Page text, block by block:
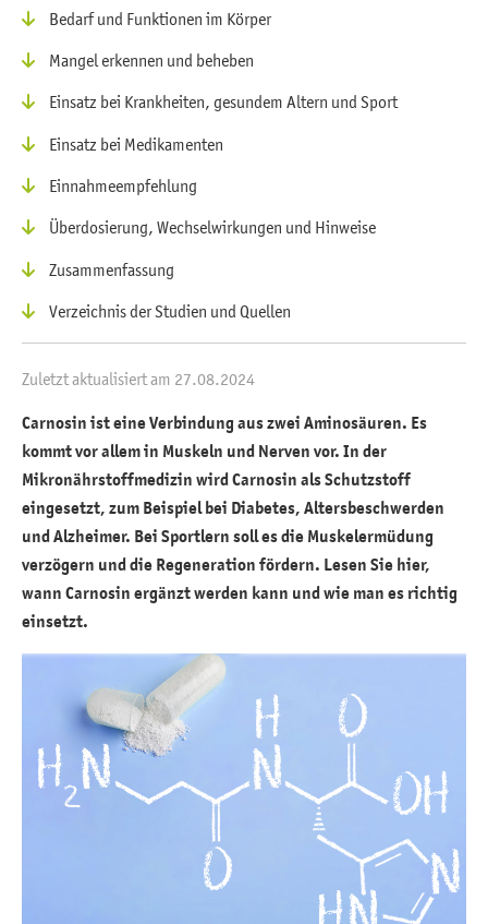
Bedarf und Funktionen im Körper
Mangel erkennen und beheben
Einsatz bei Krankheiten, gesundem Altern und Sport
Einsatz bei Medikamenten
Einnahmeempfehlung
Überdosierung, Wechselwirkungen und Hinweise
Zusammenfassung
Verzeichnis der Studien und Quellen
Zuletzt aktualisiert am 27.08.2024
Carnosin ist eine Verbindung aus zwei Aminosäuren. Es
kommt vor allem in Muskeln und Nerven vor. In der
Mikronährstoffmedizin wird Carnosin als Schutzstoff
eingesetzt, zum Beispiel bei Diabetes, Altersbeschwerden
und Alzheimer. Bei Sportlern soll es die Muskelermüdung
verzögern und die Regeneration fördern. Lesen Sie hier,
wann Carnosin ergänzt werden kann und wie man es richtig
einsetzt.